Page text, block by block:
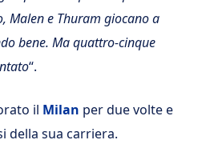
Malen e Thuram giocano a
bene. Ma quattro-cinque
“.
il Milan per due volte e
della sua carriera.